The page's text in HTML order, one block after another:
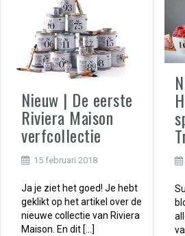
Nieuw | De eerste
Riviera Maison
verfcollectie
15 februari 2018
Ja je ziet het goed! Je hebt
geklikt op het artikel over de
nieuwe collectie van Riviera
Maison. En dit […]